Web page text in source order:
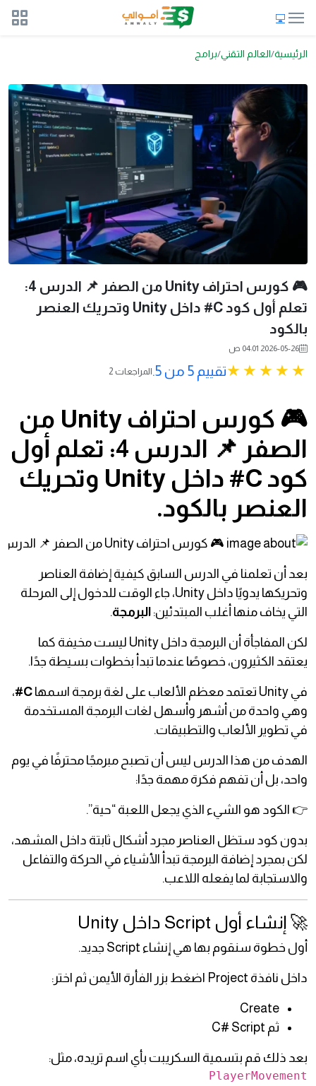
الرئيسية العالم التقني برامج
🎮 كورس احتراف Unity من الصفر 📌 الدرس 4:
تعلم أول كود C# داخل Unity وتحريك العنصر
بالكود
2026-05-26 04:01 ص
تقييم 5 من 5. 2 المراجعات
🎮 كورس احتراف Unity من
الصفر 📌 الدرس 4: تعلم أول
كود C# داخل Unity وتحريك
العنصر بالكود.
بعد أن تعلمنا في الدرس السابق كيفية إضافة العناصر
وتحريكها يدويًا داخل Unity، جاء الوقت للدخول إلى المرحلة
التي يخاف منها أغلب المبتدئين: البرمجة.
لكن المفاجأة أن البرمجة داخل Unity ليست مخيفة كما
يعتقد الكثيرون، خصوصًا عندما تبدأ بخطوات بسيطة جدًا.
في Unity تعتمد معظم الألعاب على لغة برمجة اسمها C#
،
وهي واحدة من أشهر وأسهل لغات البرمجة المستخدمة
في تطوير الألعاب والتطبيقات.
الهدف من هذا الدرس ليس أن تصبح مبرمجًا محترفًا في يوم
واحد، بل أن تفهم فكرة مهمة جدًا:
👉 الكود هو الشيء الذي يجعل اللعبة “حية”.
بدون كود ستظل العناصر مجرد أشكال ثابتة داخل المشهد،
لكن بمجرد إضافة البرمجة تبدأ الأشياء في الحركة والتفاعل
والاستجابة لما يفعله اللاعب.
🚀 إنشاء أول Script داخل Unity
أول خطوة سنقوم بها هي إنشاء Script جديد.
داخل نافذة Project اضغط بزر الفأرة الأيمن ثم اختر:
Create
ثم C# Script
بعد ذلك قم بتسمية السكريبت بأي اسم تريده، مثل:
PlayerMovement